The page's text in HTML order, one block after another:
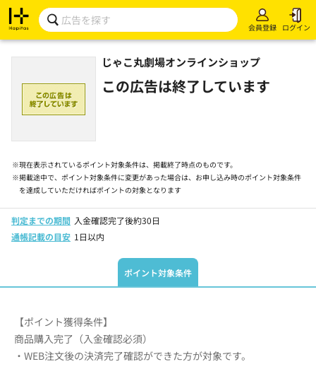
会員登録 ログイン
じゃこ丸劇場オンラインショップ
この広告は終了しています
※現在表示されているポイント対象条件は、掲載終了時点のものです。
※掲載途中で、ポイント対象条件に変更があった場合は、お申し込み時のポイント対象条件
を達成していただければポイントの対象となります
判定までの期間 入金確認完了後約30日
通帳記載の目安 1日以内
ポイント対象条件
【ポイント獲得条件】
商品購入完了（入金確認必須）
・WEB注文後の決済完了確認ができた方が対象です。